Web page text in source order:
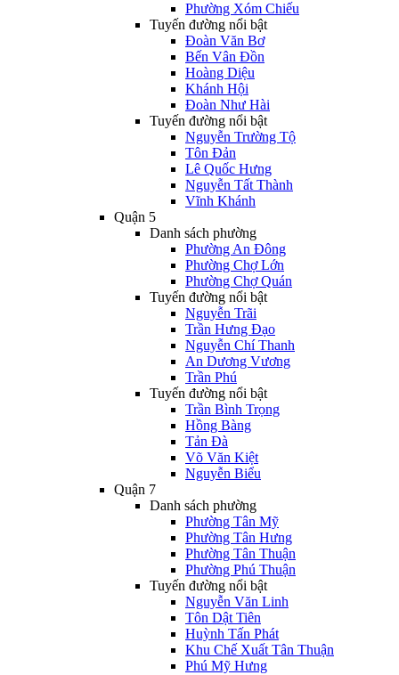
Phường Xóm Chiếu
Tuyến đường nổi bật
Đoàn Văn Bơ
Bến Vân Đồn
Hoàng Diệu
Khánh Hội
Đoàn Như Hài
Tuyến đường nổi bật
Nguyễn Trường Tộ
Tôn Đản
Lê Quốc Hưng
Nguyễn Tất Thành
Vĩnh Khánh
Quận 5
Danh sách phường
Phường An Đông
Phường Chợ Lớn
Phường Chợ Quán
Tuyến đường nổi bật
Nguyễn Trãi
Trần Hưng Đạo
Nguyễn Chí Thanh
An Dương Vương
Trần Phú
Tuyến đường nổi bật
Trần Bình Trọng
Hồng Bàng
Tản Đà
Võ Văn Kiệt
Nguyễn Biểu
Quận 7
Danh sách phường
Phường Tân Mỹ
Phường Tân Hưng
Phường Tân Thuận
Phường Phú Thuận
Tuyến đường nổi bật
Nguyễn Văn Linh
Tôn Dật Tiên
Huỳnh Tấn Phát
Khu Chế Xuất Tân Thuận
Phú Mỹ Hưng